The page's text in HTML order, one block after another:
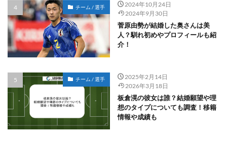
チーム / 選手
2024年10月24日
2024年9月30日
菅原由勢が結婚した奥さんは美
人？馴れ初めやプロフィールも紹
介！
チーム / 選手
2025年2月14日
2026年3月18日
板倉滉の彼女は誰？結婚願望や理
想のタイプについても調査！移籍
情報や成績も